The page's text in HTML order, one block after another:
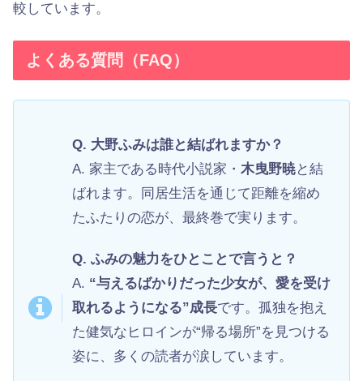
較しています。
よくある質問（FAQ）
Q. 大野ふみは誰と結ばれますか？
A. 家主である時代小説家・ 木曳野暁と結
ばれます。同居生活を通じて距離を縮め
たふたりの恋が、最終巻で実ります。
Q. ふみの魅力をひとことで言うと？
A. “与えるばかりだった少女が、愛を受け
取れるようになる”成長です。孤独を抱え
た健気なヒロインが“帰る場所”を見つける
姿に、多くの読者が涙しています。